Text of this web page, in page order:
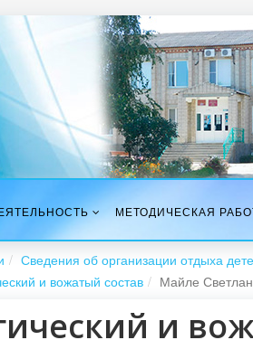
МЕТОДИЧЕСКАЯ
Сведения об организации отдыха
и вожатый состав Майле
и